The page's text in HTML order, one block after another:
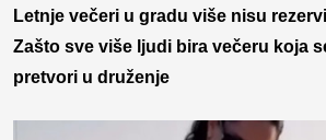
Letnje večeri u gradu više nisu
Zašto sve više ljudi bira večeru koja
pretvori u druženje